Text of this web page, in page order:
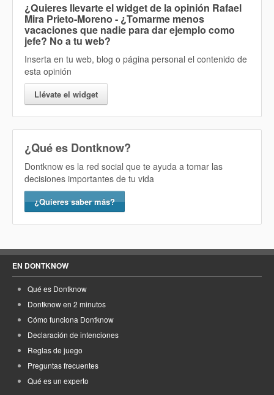
¿Quieres llevarte el widget de la opinión Rafael
Mira Prieto-Moreno - ¿Tomarme menos
vacaciones que nadie para dar ejemplo como
jefe? No a tu web?
Inserta en tu web, blog o página personal el contenido de
esta opinión
Llévate el widget
¿Qué es Dontknow?
Dontknow es la red social que te ayuda a tomar las
decisiones importantes de tu vida
¿Quieres saber más?
EN DONTKNOW
Qué es Dontknow
Dontknow en 2 minutos
Cómo funciona Dontknow
Declaración de intenciones
Reglas de juego
Preguntas frecuentes
Qué es un experto